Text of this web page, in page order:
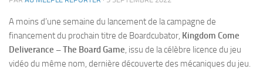
A moins d’une semaine du lancement de la campagne de
financement du prochain titre de Boardcubator, Kingdom Come
Deliverance – The Board Game, issu de la célèbre licence du jeu
vidéo du même nom, dernière découverte des mécaniques du jeu.